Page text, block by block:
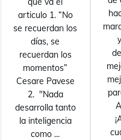
articulo 1. “No
se recuerdan los
días, se
recuerdan los
momentos”
Cesare Pavese
2. "Nada
desarrolla tanto
la inteligencia
como ...